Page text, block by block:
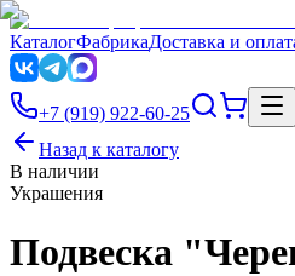
КаталогФабрикаДоставка и
+7 (919) 922-60-25
Назад к каталогу
В наличии
Украшения
Подвеска